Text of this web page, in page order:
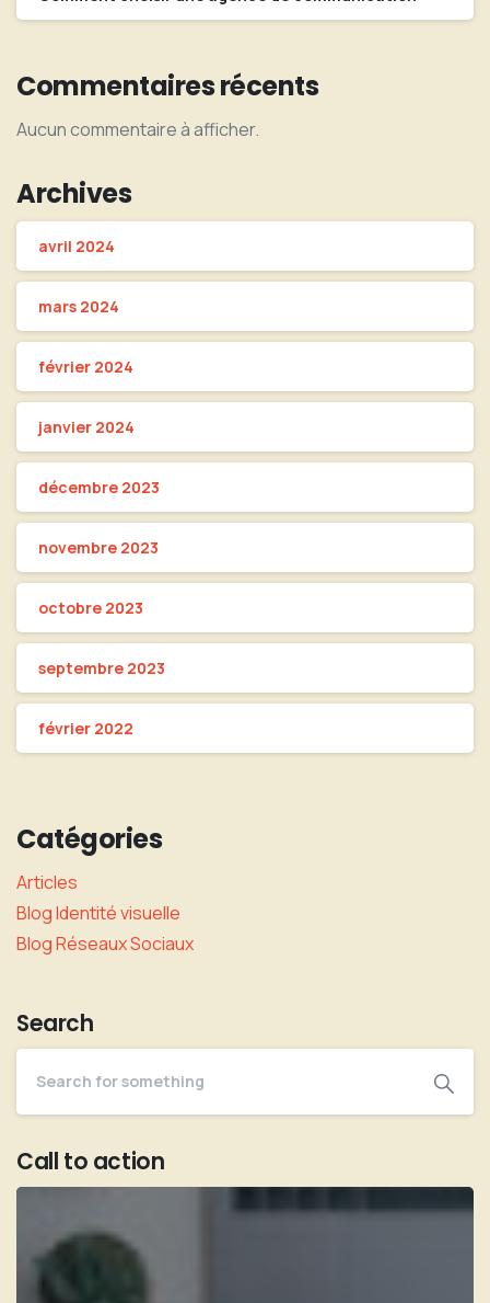
Commentaires récents
Aucun commentaire à afficher.
Archives
avril 2024
mars 2024
février 2024
janvier 2024
décembre 2023
novembre 2023
octobre 2023
septembre 2023
février 2022
Catégories
Articles
Blog Identité visuelle
Blog Réseaux Sociaux
Search
Call to action